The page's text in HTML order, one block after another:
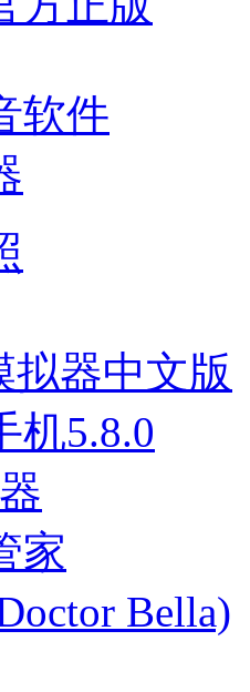
软件
拟器中文版
机5.8.0
家
Bella)